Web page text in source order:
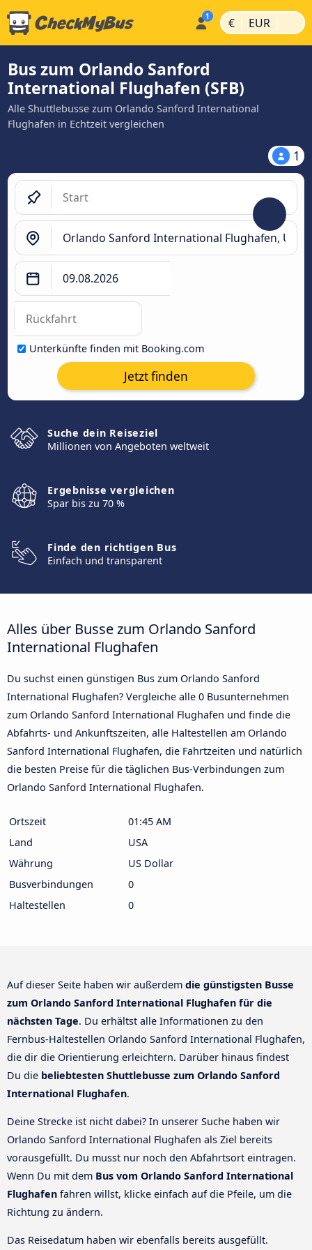
€ | EUR |
Bus zum Orlando Sanford
International Flughafen (SFB)
Alle Shuttlebusse zum Orlando Sanford International
Flughafen in Echtzeit vergleichen
1
Unterkünfte finden mit Booking.com
Jetzt finden
Suche dein Reiseziel
Millionen von Angeboten weltweit
Ergebnisse vergleichen
Spar bis zu 70 %
Finde den richtigen Bus
Einfach und transparent
Alles über Busse zum Orlando Sanford
International Flughafen
Du suchst einen günstigen Bus zum Orlando Sanford
International Flughafen? Vergleiche alle 0 Busunternehmen
zum Orlando Sanford International Flughafen und finde die
Abfahrts- und Ankunftszeiten, alle Haltestellen am Orlando
Sanford International Flughafen, die Fahrtzeiten und natürlich
die besten Preise für die täglichen Bus-Verbindungen zum
Orlando Sanford International Flughafen.
Ortszeit
01:45 AM
Land
USA
Währung
US Dollar
Busverbindungen
0
Haltestellen
0
Auf dieser Seite haben wir außerdem die günstigsten Busse
zum Orlando Sanford International Flughafen für die
nächsten Tage. Du erhältst alle Informationen zu den
Fernbus-Haltestellen Orlando Sanford International Flughafen,
die dir die Orientierung erleichtern. Darüber hinaus findest
Du die beliebtesten Shuttlebusse zum Orlando Sanford
International Flughafen.
Deine Strecke ist nicht dabei? In unserer Suche haben wir
Orlando Sanford International Flughafen als Ziel bereits
vorausgefüllt. Du musst nur noch den Abfahrtsort eintragen.
Wenn Du mit dem Bus vom Orlando Sanford International
Flughafen fahren willst, klicke einfach auf die Pfeile, um die
Richtung zu ändern.
Das Reisedatum haben wir ebenfalls bereits ausgefüllt.